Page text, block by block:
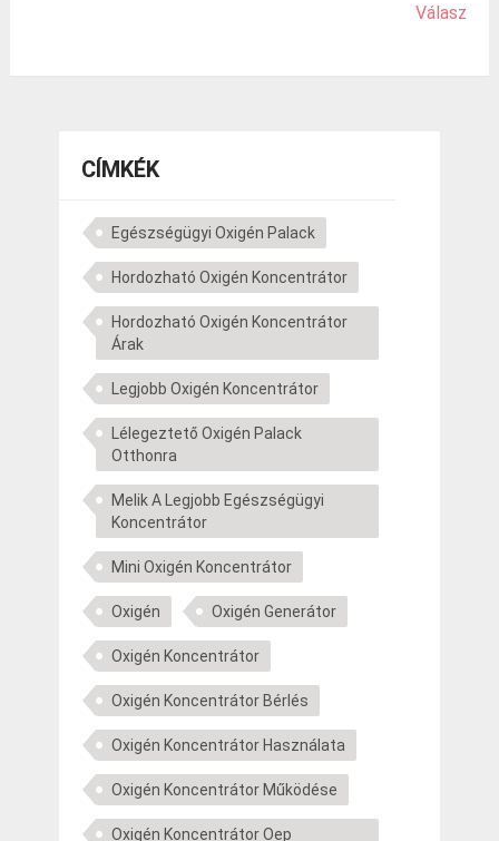
Válasz
CÍMKÉK
Egészségügyi Oxigén Palack
Hordozható Oxigén Koncentrátor
Hordozható Oxigén Koncentrátor
Árak
Legjobb Oxigén Koncentrátor
Lélegeztető Oxigén Palack
Otthonra
Melik A Legjobb Egészségügyi
Koncentrátor
Mini Oxigén Koncentrátor
Oxigén Oxigén Generátor
Oxigén Koncentrátor
Oxigén Koncentrátor Bérlés
Oxigén Koncentrátor Használata
Oxigén Koncentrátor Működése
Oxigén Koncentrátor Oep